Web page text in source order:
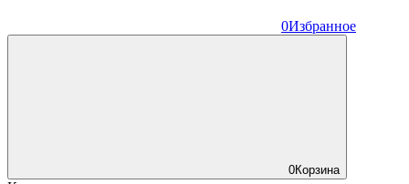
0Избранное
0Корзина